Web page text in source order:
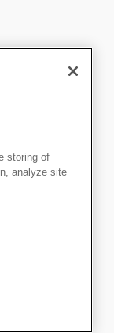
storing of
analyze site